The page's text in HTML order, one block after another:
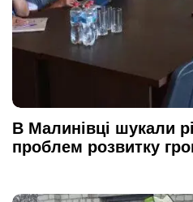
В Малинівці шукали
проблем розвитку